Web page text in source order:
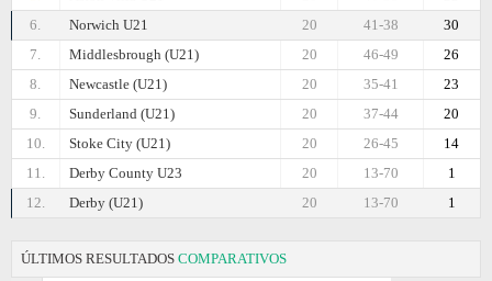
6.
Norwich U21 30
41-38
20
7.
Middlesbrough (U21) 26
46-49
20
8.
Newcastle (U21) 23
35-41
20
9.
Sunderland (U21) 20
37-44
20
10.
Stoke City (U21) 14
26-45
20
11.
Derby County U23 1
13-70
20
12.
Derby (U21) 1
13-70
20
ÚLTIMOS RESULTADOS COMPARATIVOS